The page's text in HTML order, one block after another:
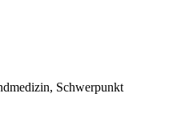
Schwerpunkt